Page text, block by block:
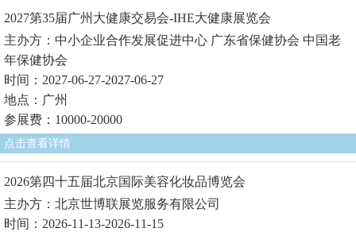
2027第35届广州大健康交易会-IHE大健康展览会
主办方：中小企业合作发展促进中心 广东省保健协会 中国老
年保健协会
时间：2027-06-27-2027-06-27
地点：广州
参展费：10000-20000
点击查看详情
2026第四十五届北京国际美容化妆品博览会
主办方：北京世博联展览服务有限公司
时间：2026-11-13-2026-11-15